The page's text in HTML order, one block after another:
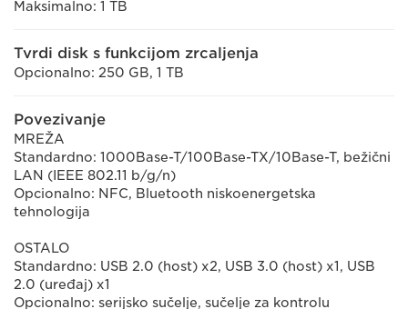
Maksimalno: 1 TB
Tvrdi disk s funkcijom zrcaljenja
Opcionalno: 250 GB, 1 TB
Povezivanje
MREŽA
Standardno: 1000Base-T/100Base-TX/10Base-T, bežični
LAN (IEEE 802.11 b/g/n)
Opcionalno: NFC, Bluetooth niskoenergetska
tehnologija
OSTALO
Standardno: USB 2.0 (host) x2, USB 3.0 (host) x1, USB
2.0 (uređaj) x1
Opcionalno: serijsko sučelje, sučelje za kontrolu